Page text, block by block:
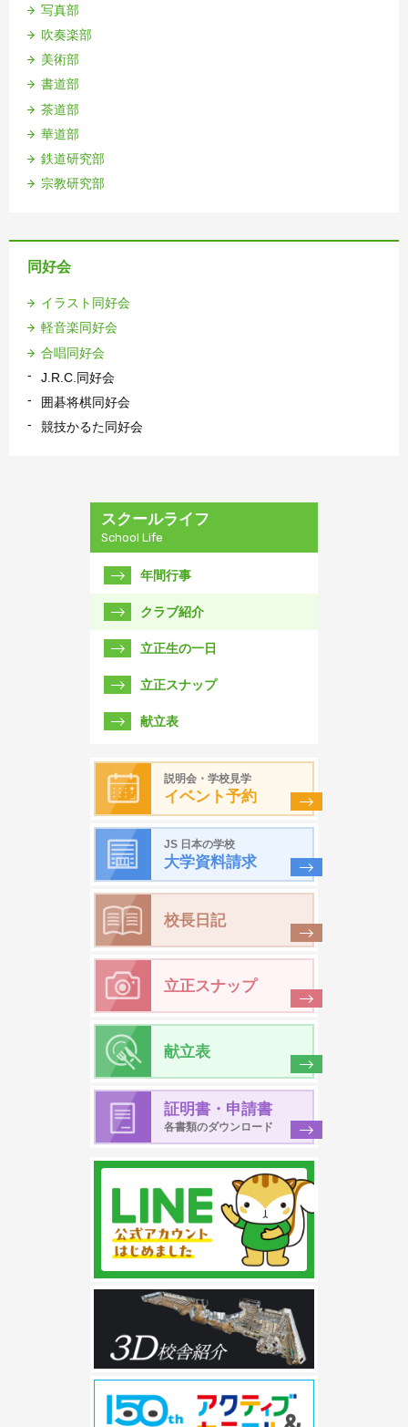
写真部
吹奏楽部
美術部
書道部
茶道部
華道部
鉄道研究部
宗教研究部
同好会
イラスト同好会
軽音楽同好会
合唱同好会
J.R.C.同好会
囲碁将棋同好会
競技かるた同好会
スクールライフ
School Life
年間行事
クラブ紹介
立正生の一日
立正スナップ
献立表
説明会・学校見学
イベント予約
JS 日本の学校
大学資料請求
校長日記
立正スナップ
献立表
証明書・申請書
各書類のダウンロード